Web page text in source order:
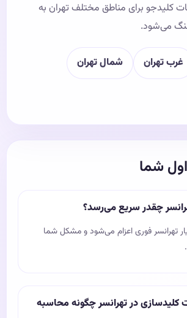
کلیدجو برای مناطق مختلف تهران به
می‌شود.
غرب تهران شمال تهران
شما
چقدر سریع می‌رسد؟
تهرانسر فوری اعزام می‌شود و مشکل شما
کلیدسازی در تهرانسر چگونه محاسبه